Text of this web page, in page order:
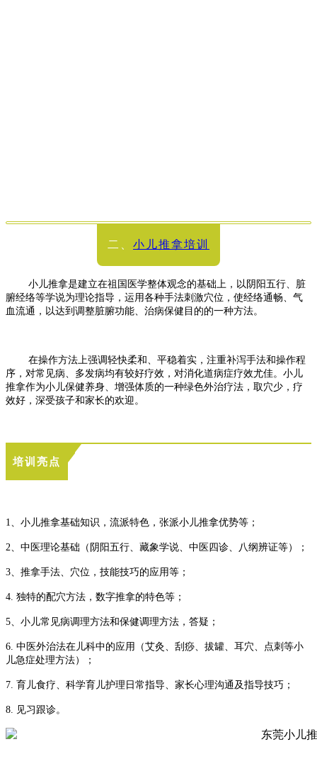
二、 小儿推拿培训
小儿推拿是建立在祖国医学整体观念的基础上，以阴阳五行、脏
腑经络等学说为理论指导，运用各种手法刺激穴位，使经络通畅、气
血流通，以达到调整脏腑功能、治病保健目的的一种方法。
在操作方法上强调轻快柔和、平稳着实，注重补泻手法和操作程
序，对常见病、多发病均有较好疗效，对消化道病症疗效尤佳。小儿
推拿作为小儿保健养身、增强体质的一种绿色外治疗法，取穴少，疗
效好，深受孩子和家长的欢迎。
培训亮点
1、小儿推拿基础知识，流派特色，张派小儿推拿优势等；
2、中医理论基础（阴阳五行、藏象学说、中医四诊、八纲辨证等）；
3、推拿手法、穴位，技能技巧的应用等；
4. 独特的配穴方法，数字推拿的特色等；
5、小儿常见病调理方法和保健调理方法，答疑；
6. 中医外治法在儿科中的应用（艾灸、刮痧、拔罐、耳穴、点刺等小
儿急症处理方法）；
7. 育儿食疗、科学育儿护理日常指导、家长心理沟通及指导技巧；
8. 见习跟诊。